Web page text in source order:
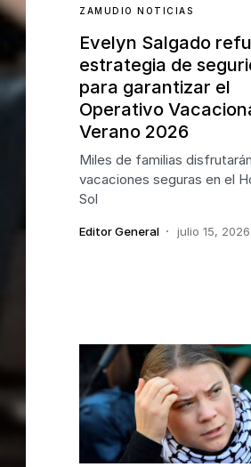
ZAMUDIO NOTICIAS
Evelyn Salgado
estrategia de
para garantizar el
Operativo
Verano 2026
Miles de familias
vacaciones seguras en el
Sol
Editor General julio 15, 2026